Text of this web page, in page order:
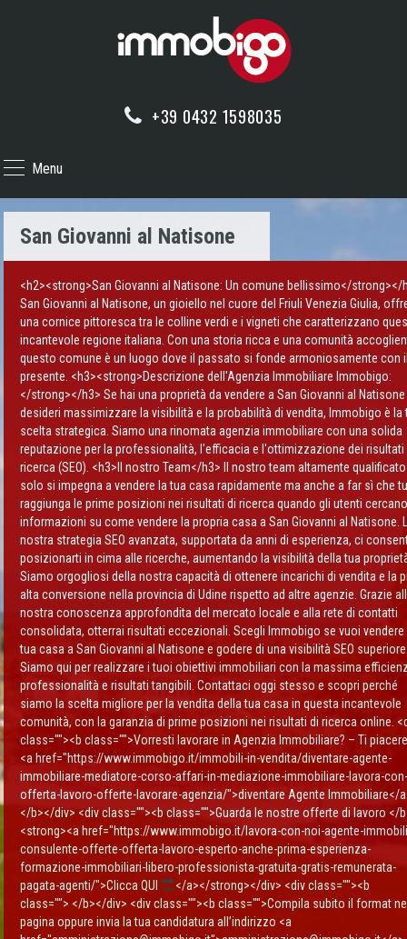
+39 0432 1598035
Menu
San Giovanni al Natisone
<h2><strong>San Giovanni al Natisone: Un comune bellissimo</strong></
San Giovanni al Natisone, un gioiello nel cuore del Friuli Venezia Giulia,
una cornice pittoresca tra le colline verdi e i vigneti che caratterizzano
incantevole regione italiana. Con una storia ricca e una comunità
questo comune è un luogo dove il passato si fonde armoniosamente con
presente. <h3><strong>Descrizione dell'Agenzia Immobiliare Immobigo:
</strong></h3> Se hai una proprietà da vendere a San Giovanni al
desideri massimizzare la visibilità e la probabilità di vendita, Immobigo è la
scelta strategica. Siamo una rinomata agenzia immobiliare con una solida
reputazione per la professionalità, l'efficacia e l'ottimizzazione dei risultati
ricerca (SEO). <h3>Il nostro Team</h3> Il nostro team altamente
solo si impegna a vendere la tua casa rapidamente ma anche a far sì che tu
raggiunga le prime posizioni nei risultati di ricerca quando gli utenti cercano
informazioni su come vendere la propria casa a San Giovanni al Natisone.
nostra strategia SEO avanzata, supportata da anni di esperienza, ci
posizionarti in cima alle ricerche, aumentando la visibilità della tua
Siamo orgogliosi della nostra capacità di ottenere incarichi di vendita e la
alta conversione nella provincia di Udine rispetto ad altre agenzie. Grazie
nostra conoscenza approfondita del mercato locale e alla rete di contatti
consolidata, otterrai risultati eccezionali. Scegli Immobigo se vuoi vendere
tua casa a San Giovanni al Natisone e godere di una visibilità SEO
Siamo qui per realizzare i tuoi obiettivi immobiliari con la massima
professionalità e risultati tangibili. Contattaci oggi stesso e scopri perché
siamo la scelta migliore per la vendita della tua casa in questa incantevole
comunità, con la garanzia di prime posizioni nei risultati di ricerca online.
class=""><b class="">Vorresti lavorare in Agenzia Immobiliare? – Ti
<a href="https://www.immobigo.it/immobili-in-vendita/diventare-agente-
immobiliare-mediatore-corso-affari-in-mediazione-immobiliare-lavora-
offerta-lavoro-offerte-lavorare-agenzia/">diventare Agente Immobiliare</
</b></div> <div class=""><b class="">Guarda le nostre offerte di lavoro </
<strong><a href="https://www.immobigo.it/lavora-con-noi-agente-
consulente-offerte-offerta-lavoro-esperto-anche-prima-esperienza-
formazione-immobiliari-libero-professionista-gratuita-gratis-remunerata-
pagata-agenti/">Clicca QUI
</a></strong></div> <div class=""><b
class=""> </b></div> <div class=""><b class="">Compila subito il format
pagina oppure invia la tua candidatura all’indirizzo <a